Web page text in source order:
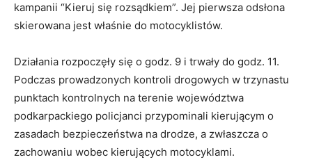
kampanii “Kieruj się rozsądkiem”. Jej pierwsza odsłona
skierowana jest właśnie do motocyklistów.
Działania rozpoczęły się o godz. 9 i trwały do godz. 11.
Podczas prowadzonych kontroli drogowych w trzynastu
punktach kontrolnych na terenie województwa
podkarpackiego policjanci przypominali kierującym o
zasadach bezpieczeństwa na drodze, a zwłaszcza o
zachowaniu wobec kierujących motocyklami.